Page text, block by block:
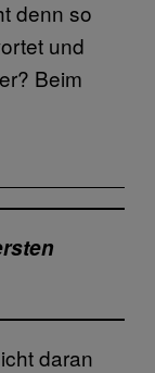
denn so
und
Beim
daran